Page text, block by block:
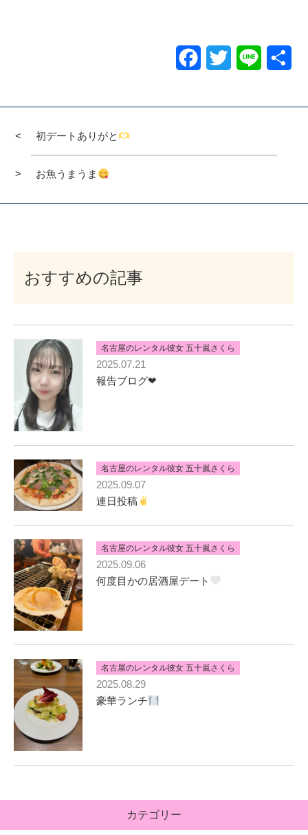
Facebook
Twitter Line
初デートありがと
お魚うまうま
おすすめの記事
名古屋のレンタル彼女 五十嵐さくら
2025.07.21
報告ブログ❤︎
名古屋のレンタル彼女 五十嵐さくら
2025.09.07
連日投稿
名古屋のレンタル彼女 五十嵐さくら
2025.09.06
何度目かの居酒屋デート
名古屋のレンタル彼女 五十嵐さくら
2025.08.29
豪華ランチ
カテゴリー